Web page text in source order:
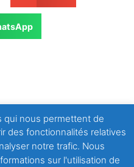
ARTICLE SUIVANT
Dieu parle au cœur des hommes
qui nous permettent de
des fonctionnalités relatives
notre trafic. Nous
sur l'utilisation de